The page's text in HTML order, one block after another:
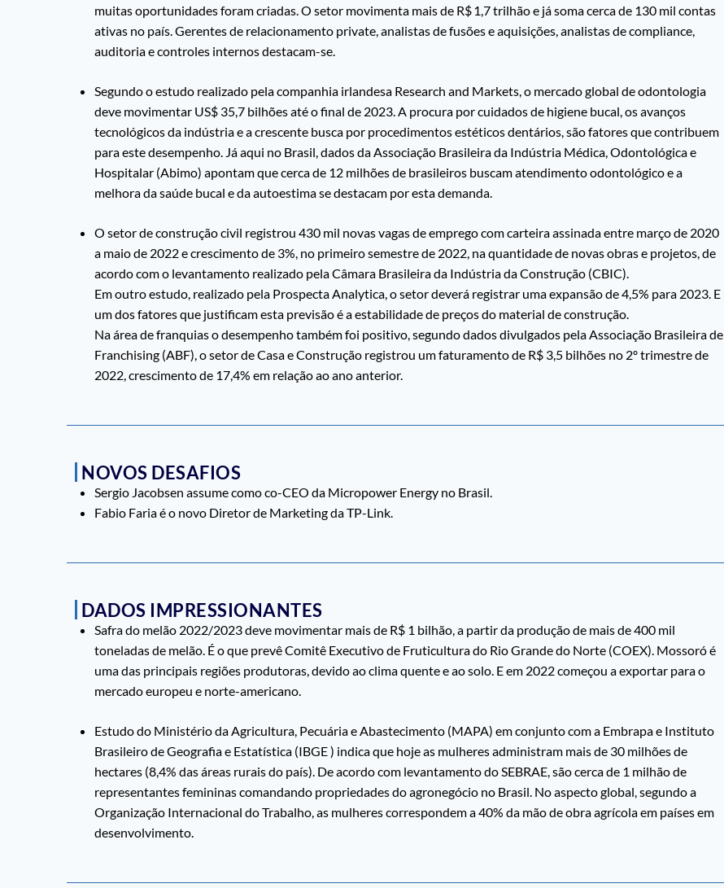
muitas oportunidades foram criadas. O setor movimenta mais de R$ 1,7 trilhão e já soma cerca de 130 mil contas
ativas no país. Gerentes de relacionamento private, analistas de fusões e aquisições, analistas de compliance,
auditoria e controles internos destacam-se.
Segundo o estudo realizado pela companhia irlandesa Research and Markets, o mercado global de odontologia
deve movimentar US$ 35,7 bilhões até o final de 2023. A procura por cuidados de higiene bucal, os avanços
tecnológicos da indústria e a crescente busca por procedimentos estéticos dentários, são fatores que contribuem
para este desempenho. Já aqui no Brasil, dados da Associação Brasileira da Indústria Médica, Odontológica e
Hospitalar (Abimo) apontam que cerca de 12 milhões de brasileiros buscam atendimento odontológico e a
melhora da saúde bucal e da autoestima se destacam por esta demanda.
O setor de construção civil registrou 430 mil novas vagas de emprego com carteira assinada entre março de 2020
a maio de 2022 e crescimento de 3%, no primeiro semestre de 2022, na quantidade de novas obras e projetos, de
acordo com o levantamento realizado pela Câmara Brasileira da Indústria da Construção (CBIC).
Em outro estudo, realizado pela Prospecta Analytica, o setor deverá registrar uma expansão de 4,5% para 2023. E
um dos fatores que justificam esta previsão é a estabilidade de preços do material de construção.
Na área de franquias o desempenho também foi positivo, segundo dados divulgados pela Associação Brasileira de
Franchising (ABF), o setor de Casa e Construção registrou um faturamento de R$ 3,5 bilhões no 2º trimestre de
2022, crescimento de 17,4% em relação ao ano anterior.
NOVOS DESAFIOS
Sergio Jacobsen assume como co-CEO da Micropower Energy no Brasil.
Fabio Faria é o novo Diretor de Marketing da TP-Link.
DADOS IMPRESSIONANTES
Safra do melão 2022/2023 deve movimentar mais de R$ 1 bilhão, a partir da produção de mais de 400 mil
toneladas de melão. É o que prevê Comitê Executivo de Fruticultura do Rio Grande do Norte (COEX). Mossoró é
uma das principais regiões produtoras, devido ao clima quente e ao solo. E em 2022 começou a exportar para o
mercado europeu e norte-americano.
Estudo do Ministério da Agricultura, Pecuária e Abastecimento (MAPA) em conjunto com a Embrapa e Instituto
Brasileiro de Geografia e Estatística (IBGE ) indica que hoje as mulheres administram mais de 30 milhões de
hectares (8,4% das áreas rurais do país). De acordo com levantamento do SEBRAE, são cerca de 1 milhão de
representantes femininas comandando propriedades do agronegócio no Brasil. No aspecto global, segundo a
Organização Internacional do Trabalho, as mulheres correspondem a 40% da mão de obra agrícola em países em
desenvolvimento.